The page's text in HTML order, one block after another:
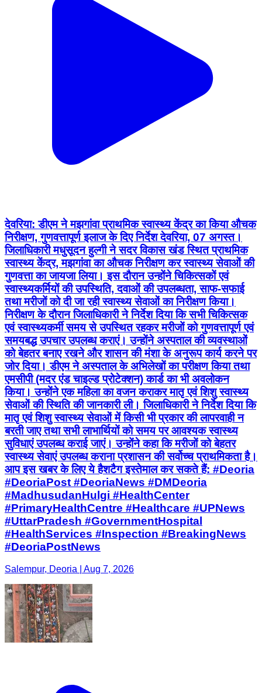
देवरिया: डीएम ने मझगांवा प्राथमिक स्वास्थ्य केंद्र का किया औचक
निरीक्षण, गुणवत्तापूर्ण इलाज के दिए निर्देश देवरिया, 07 अगस्त।
जिलाधिकारी मधुसूदन हुल्गी ने सदर विकास खंड स्थित प्राथमिक
स्वास्थ्य केंद्र, मझगांवा का औचक निरीक्षण कर स्वास्थ्य सेवाओं की
गुणवत्ता का जायजा लिया। इस दौरान उन्होंने चिकित्सकों एवं
स्वास्थ्यकर्मियों की उपस्थिति, दवाओं की उपलब्धता, साफ-सफाई
तथा मरीजों को दी जा रही स्वास्थ्य सेवाओं का निरीक्षण किया।
निरीक्षण के दौरान जिलाधिकारी ने निर्देश दिया कि सभी चिकित्सक
एवं स्वास्थ्यकर्मी समय से उपस्थित रहकर मरीजों को गुणवत्तापूर्ण एवं
समयबद्ध उपचार उपलब्ध कराएं। उन्होंने अस्पताल की व्यवस्थाओं
को बेहतर बनाए रखने और शासन की मंशा के अनुरूप कार्य करने पर
जोर दिया। डीएम ने अस्पताल के अभिलेखों का परीक्षण किया तथा
एमसीपी (मदर एंड चाइल्ड प्रोटेक्शन) कार्ड का भी अवलोकन
किया। उन्होंने एक महिला का वजन कराकर मातृ एवं शिशु स्वास्थ्य
सेवाओं की स्थिति की जानकारी ली। जिलाधिकारी ने निर्देश दिया कि
मातृ एवं शिशु स्वास्थ्य सेवाओं में किसी भी प्रकार की लापरवाही न
बरती जाए तथा सभी लाभार्थियों को समय पर आवश्यक स्वास्थ्य
सुविधाएं उपलब्ध कराई जाएं। उन्होंने कहा कि मरीजों को बेहतर
स्वास्थ्य सेवाएं उपलब्ध कराना प्रशासन की सर्वोच्च प्राथमिकता है।
आप इस खबर के लिए ये हैशटैग इस्तेमाल कर सकते हैं: #Deoria
#DeoriaPost #DeoriaNews #DMDeoria
#MadhusudanHulgi #HealthCenter
#PrimaryHealthCentre #Healthcare #UPNews
#UttarPradesh #GovernmentHospital
#HealthServices #Inspection #BreakingNews
#DeoriaPostNews
Salempur, Deoria | Aug 7, 2026